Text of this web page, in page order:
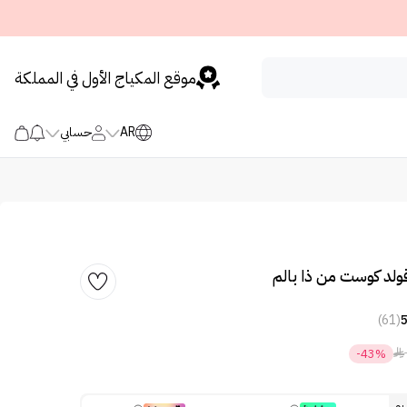
موقع المكياج الأول في المملكة
AR حسابي
كوست من ذا بالم
5
(61)

-43%